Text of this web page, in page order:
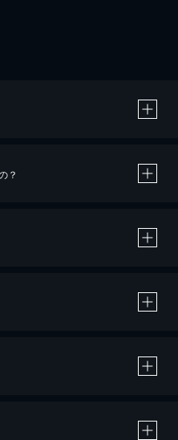
？
決済による作品の購入 / レンタルです。